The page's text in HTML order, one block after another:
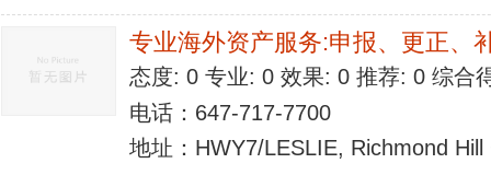
专业海外资产服务:申报、更正、
态度: 0 专业: 0 效果: 0 推荐: 0 综合
电话：647-717-7700
地址：HWY7/LESLIE, Richmond Hill